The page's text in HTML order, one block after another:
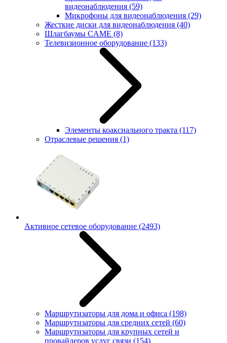
видеонаблюдения (59)
Микрофоны для видеонаблюдения (29)
Жесткие диски для видеонаблюдения (40)
Шлагбаумы CAME (8)
Телевизионное оборудование (133)
Элементы коаксиального тракта (117)
Отраслевые решения (1)
Активное сетевое оборудование (2493)
Маршрутизаторы для дома и офиса (198)
Маршрутизаторы для средних сетей (60)
Маршрутизаторы для крупных сетей и
провайдеров услуг связи (154)